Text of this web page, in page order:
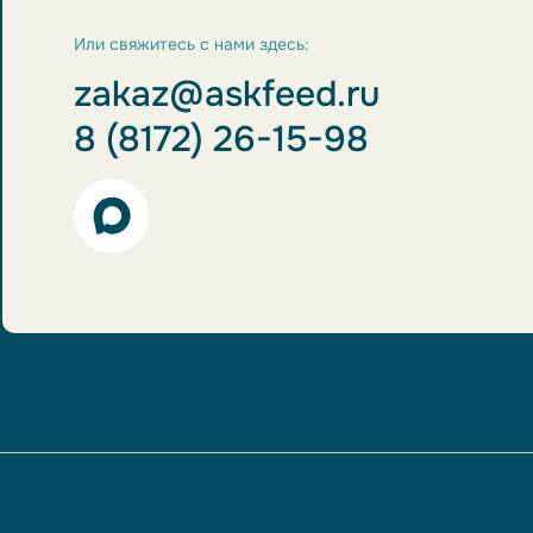
Или свяжитесь с нами здесь:
zakaz@askfeed.ru
8 (8172) 26-15-98